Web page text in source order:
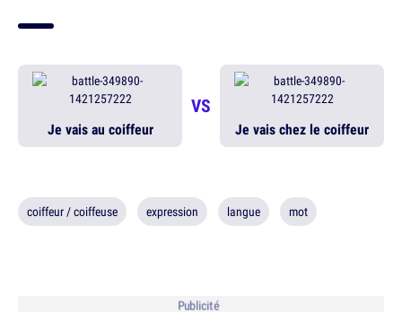
Je vais au coiffeur
VS
Je vais chez le coiffeur
coiffeur / coiffeuse expression langue mot
Publicité